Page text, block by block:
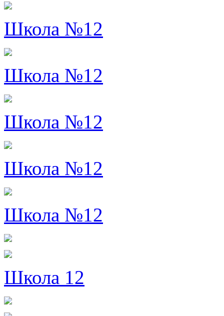
Школа №12
Школа №12
Школа №12
Школа №12
Школа №12
Школа 12